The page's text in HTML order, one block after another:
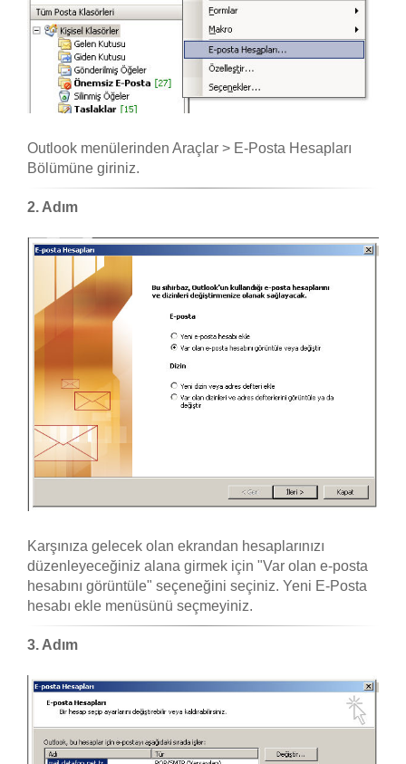
Outlook menülerinden Araçlar > E-Posta Hesapları
Bölümüne giriniz.
2. Adım
Karşınıza gelecek olan ekrandan hesaplarınızı
düzenleyeceğiniz alana girmek için "Var olan e-posta
hesabını görüntüle" seçeneğini seçiniz. Yeni E-Posta
hesabı ekle menüsünü seçmeyiniz.
3. Adım